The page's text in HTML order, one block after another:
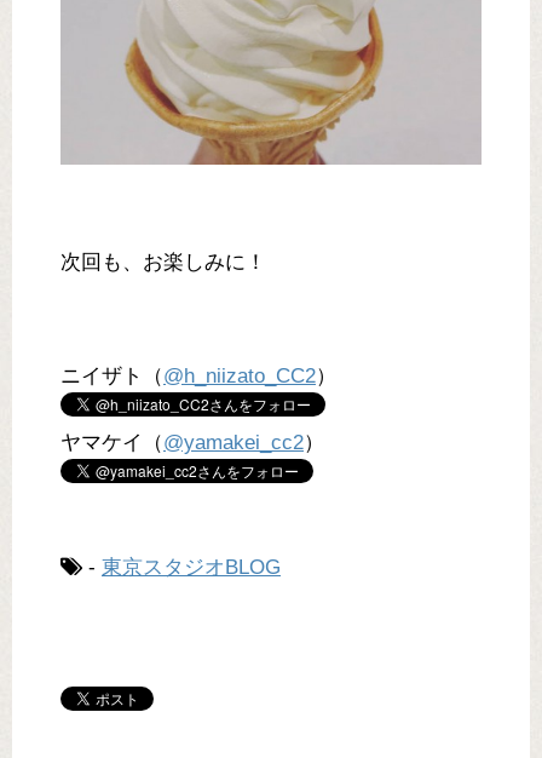
次回も、お楽しみに！
ニイザト（@h_niizato_CC2）
ヤマケイ（@yamakei_cc2）
- 東京スタジオBLOG